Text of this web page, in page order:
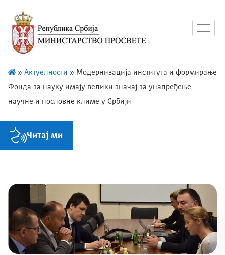
» Актуелности » Модернизација института и формирање
Фонда за науку имају велики значај за унапређење
научне и пословне климе у Србији
Читај ми